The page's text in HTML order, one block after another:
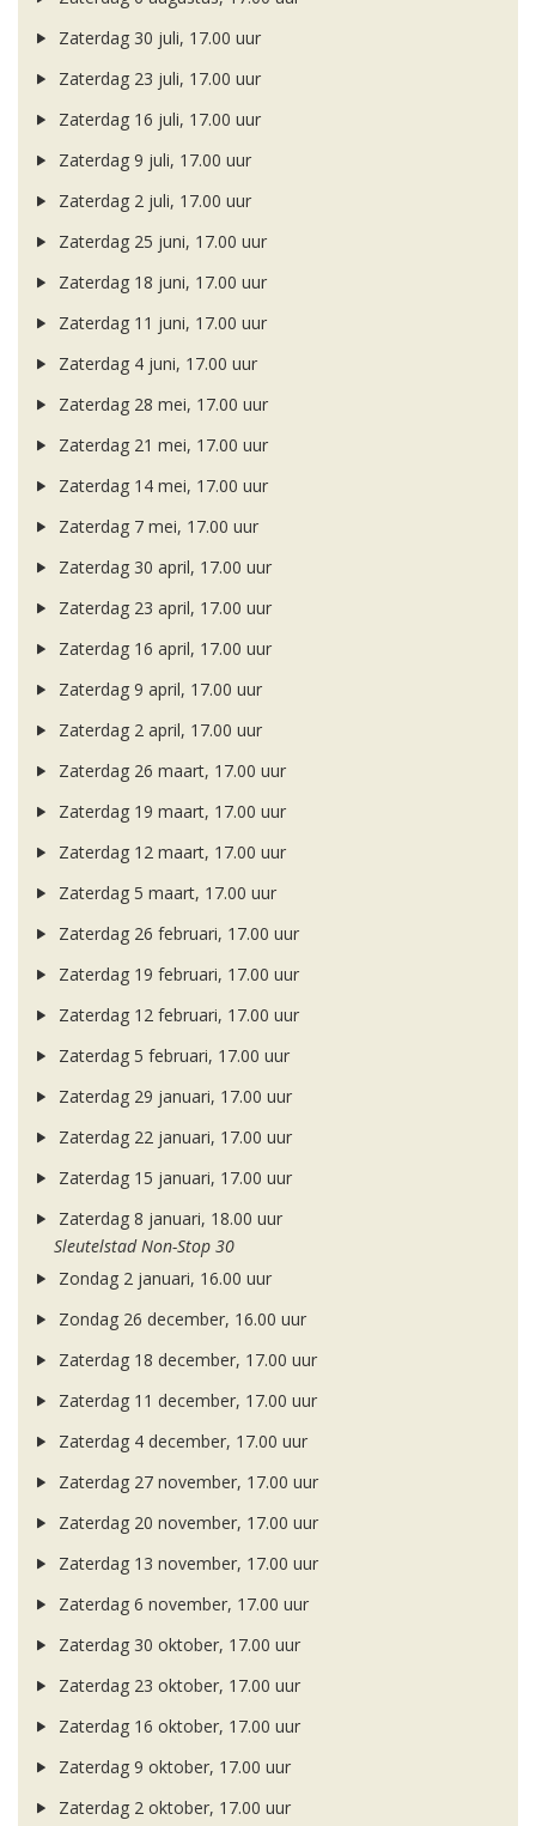
Zaterdag 30 juli, 17.00 uur
Zaterdag 23 juli, 17.00 uur
Zaterdag 16 juli, 17.00 uur
Zaterdag 9 juli, 17.00 uur
Zaterdag 2 juli, 17.00 uur
Zaterdag 25 juni, 17.00 uur
Zaterdag 18 juni, 17.00 uur
Zaterdag 11 juni, 17.00 uur
Zaterdag 4 juni, 17.00 uur
Zaterdag 28 mei, 17.00 uur
Zaterdag 21 mei, 17.00 uur
Zaterdag 14 mei, 17.00 uur
Zaterdag 7 mei, 17.00 uur
Zaterdag 30 april, 17.00 uur
Zaterdag 23 april, 17.00 uur
Zaterdag 16 april, 17.00 uur
Zaterdag 9 april, 17.00 uur
Zaterdag 2 april, 17.00 uur
Zaterdag 26 maart, 17.00 uur
Zaterdag 19 maart, 17.00 uur
Zaterdag 12 maart, 17.00 uur
Zaterdag 5 maart, 17.00 uur
Zaterdag 26 februari, 17.00 uur
Zaterdag 19 februari, 17.00 uur
Zaterdag 12 februari, 17.00 uur
Zaterdag 5 februari, 17.00 uur
Zaterdag 29 januari, 17.00 uur
Zaterdag 22 januari, 17.00 uur
Zaterdag 15 januari, 17.00 uur
Zaterdag 8 januari, 18.00 uur
Sleutelstad Non-Stop 30
Zondag 2 januari, 16.00 uur
Zondag 26 december, 16.00 uur
Zaterdag 18 december, 17.00 uur
Zaterdag 11 december, 17.00 uur
Zaterdag 4 december, 17.00 uur
Zaterdag 27 november, 17.00 uur
Zaterdag 20 november, 17.00 uur
Zaterdag 13 november, 17.00 uur
Zaterdag 6 november, 17.00 uur
Zaterdag 30 oktober, 17.00 uur
Zaterdag 23 oktober, 17.00 uur
Zaterdag 16 oktober, 17.00 uur
Zaterdag 9 oktober, 17.00 uur
Zaterdag 2 oktober, 17.00 uur